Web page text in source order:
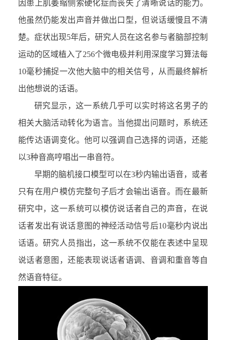
因患上肌萎缩侧索硬化症而丧失了清晰说话的能力。
他虽然仍能发出声音并做出口型，但说话缓慢且不清
楚。症状出现5年后，研究人员在这名参与者脑部控制
运动的区域植入了256个微电极并利用深度学习算法每
10毫秒捕捉一次他大脑中的相关信号，从而最终解析
出他想说的话语。
研究显示，这一系统几乎可以实时将这名男子的
相关大脑活动转化为语言。当他提出问题时，系统还
能传达语调变化。他可以强调自己选择的词语，还能
以3种音高哼唱出一串音符。
早期的脑机接口模型可以在3秒内输出语音，或者
只有在用户模仿完整句子后才会输出语音。而在最新
研究中，这一系统可以模仿说话者自己的声音，在说
话者发出有说话意图的神经活动信号后10毫秒内说出
话语。研究人员指出，这一系统不仅能在表述中呈现
说话者意图，还能表现说话者语调、音调和重音等自
然语音特征。